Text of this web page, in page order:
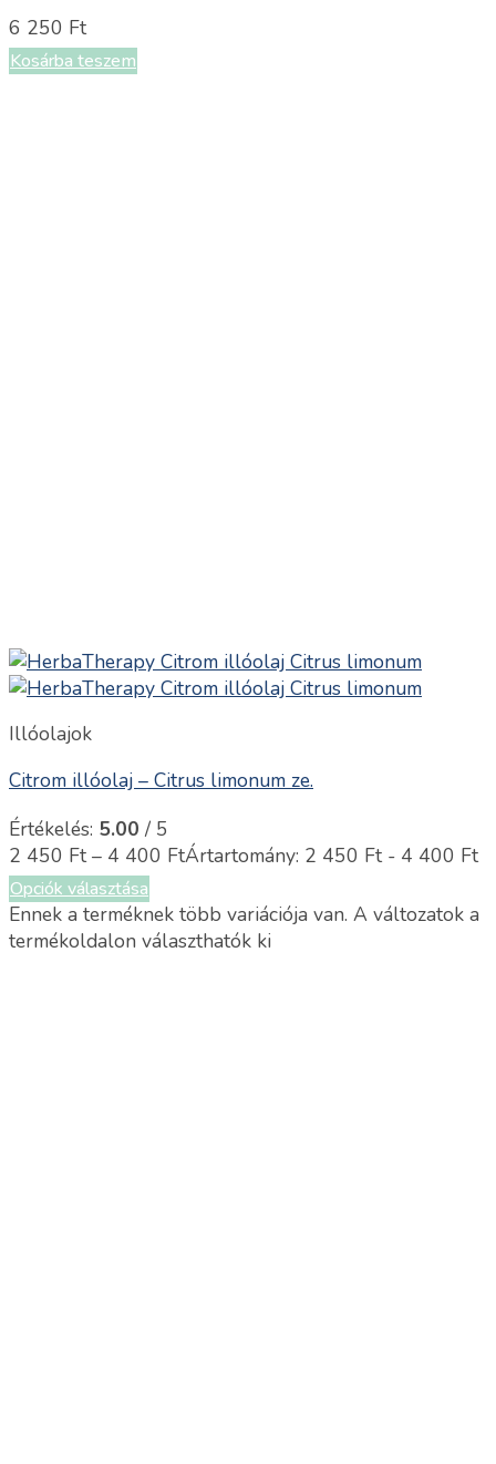
6 250 Ft
Kosárba teszem
Illóolajok
Citrom illóolaj – Citrus limonum ze.
Értékelés: 5.00 / 5
2 450 Ft – 4 400 FtÁrtartomány: 2 450 Ft - 4 400 Ft
Opciók választása
Ennek a terméknek több variációja van. A változatok a
termékoldalon választhatók ki